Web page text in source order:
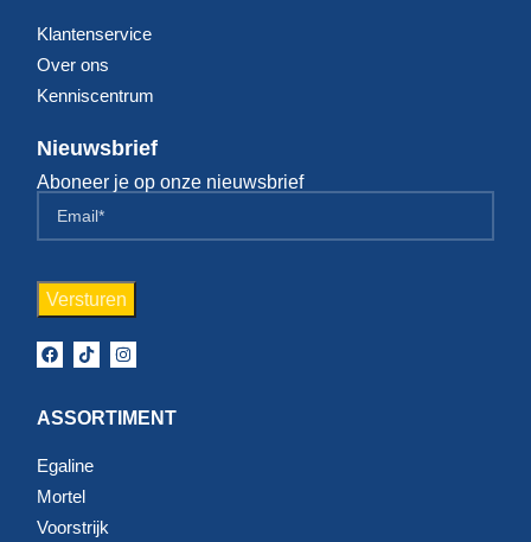
Klantenservice
Over ons
Kenniscentrum
Nieuwsbrief
Aboneer je op onze nieuwsbrief
ASSORTIMENT
Egaline
Mortel
Voorstrijk